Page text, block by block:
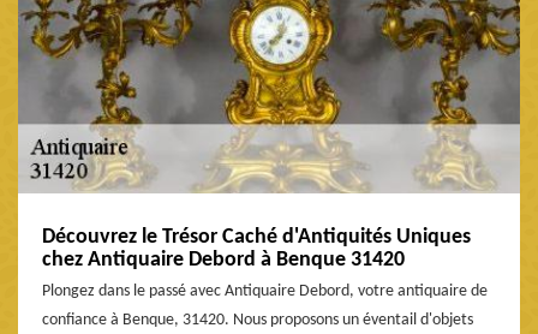
Découvrez le Trésor Caché d'Antiquités Uniques
chez Antiquaire Debord à Benque 31420
Plongez dans le passé avec Antiquaire Debord, votre antiquaire de
confiance à Benque, 31420. Nous proposons un éventail d'objets